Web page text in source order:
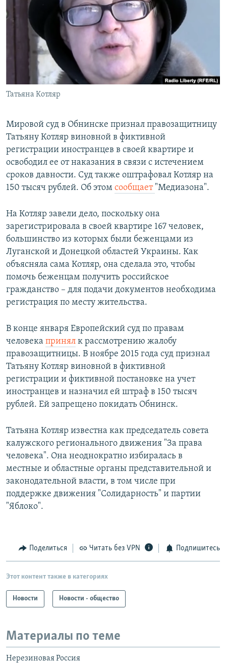
РАСПИСАНИЕ ВЕЩАНИЯ
ПОДПИШИТЕСЬ НА РАССЫЛКУ
СОЦИАЛЬНЫЕ СЕТИ
Все сайты РСЕ/РС
Татьяна Котляр
Мировой суд в Обнинске признал правозащитницу
Татьяну Котляр виновной в фиктивной
регистрации иностранцев в своей квартире и
освободил ее от наказания в связи с истечением
сроков давности. Суд также оштрафовал Котляр на
150 тысяч рублей. Об этом сообщает "Медиазона".
На Котляр завели дело, поскольку она
зарегистрировала в своей квартире 167 человек,
большинство из которых были беженцами из
Луганской и Донецкой областей Украины. Как
объясняла сама Котляр, она сделала это, чтобы
помочь беженцам получить российское
гражданство – для подачи документов необходима
регистрация по месту жительства.
В конце января Европейский суд по правам
человека принял к рассмотрению жалобу
правозащитницы. В ноябре 2015 года суд признал
Татьяну Котляр виновной в фиктивной
регистрации и фиктивной постановке на учет
иностранцев и назначил ей штраф в 150 тысяч
рублей. Ей запрещено покидать Обнинск.
Татьяна Котляр известна как председатель совета
калужского регионального движения "За права
человека". Она неоднократно избиралась в
местные и областные органы представительной и
законодательной власти, в том числе при
поддержке движения "Солидарность" и партии
"Яблоко".
Поделиться Читать без VPN Подпишитесь
Этот контент также в категориях
Новости Новости - общество
Материалы по теме
Нерезиновая Россия